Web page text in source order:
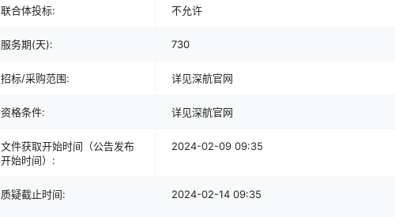
联合体投标: 不允许
服务期(天): 730
招标/采购范围: 详见深航官网
资格条件: 详见深航官网
文件获取开始时间（公告发布
开始时间）:
2024-02-09 09:35
质疑截止时间: 2024-02-14 09:35